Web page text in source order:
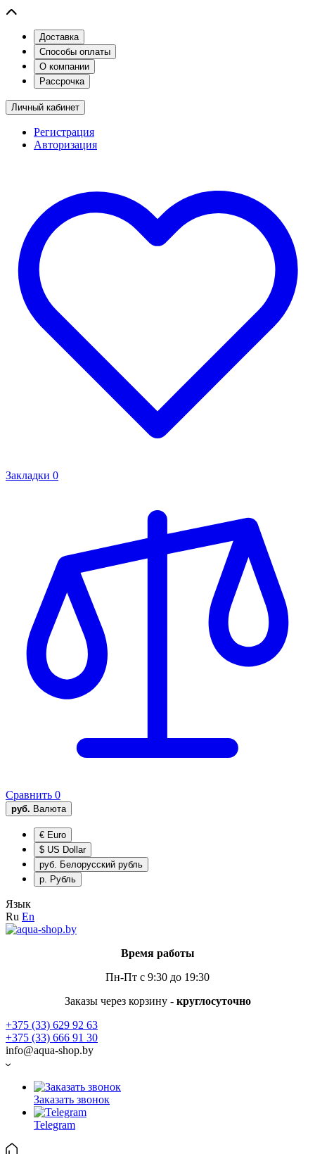
Доставка
Способы оплаты
О компании
Рассрочка
Личный кабинет
Регистрация
Авторизация
Закладки 0
Сравнить 0
руб. Валюта
€ Euro
$ US Dollar
руб. Белорусский рубль
р. Рубль
Язык
Ru En
Время работы
Пн-Пт с 9:30 до 19:30
Заказы через корзину - круглосуточно
+375 (33) 629 92 63
+375 (33) 666 91 30
info@aqua-shop.by
Заказать звонок
Telegram